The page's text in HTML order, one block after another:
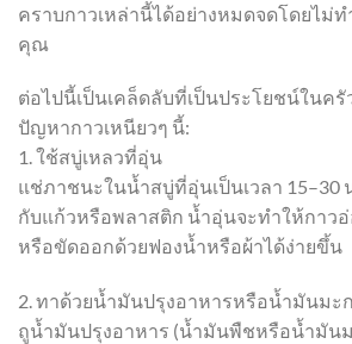
คราบกาวเหล่านี้ได้อย่างหมดจดโดยไม่
คุณ
ต่อไปนี้เป็นเคล็ดลับที่เป็นประโยชน์ในครั
ปัญหากาวเหนียวๆ นี้:
1. ใช้สบู่เหลวที่อุ่น
แช่ภาชนะในน้ำสบู่ที่อุ่นเป็นเวลา 15–30
กับแก้วหรือพลาสติก น้ำอุ่นจะทำให้กาว
หรือขัดออกด้วยฟองน้ำหรือผ้าได้ง่ายขึ้น
2. ทาด้วยน้ำมันปรุงอาหารหรือน้ำมันมะ
ถูน้ำมันปรุงอาหาร (น้ำมันพืชหรือน้ำมัน